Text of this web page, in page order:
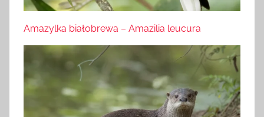
Amazylka białobrewa – Amazilia leucura